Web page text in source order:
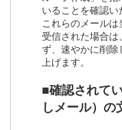
いることを確認い
これらのメールは
受信された場合
ず、速やかに削
上げます。
■確認されて
しメール）の